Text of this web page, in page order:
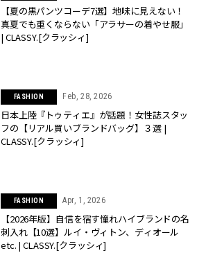
【夏の黒パンツコーデ7選】地味に見えない！
真夏でも重くならない「アラサーの着やせ服」
| CLASSY.[クラッシィ]
FASHION Feb, 28, 2026
日本上陸『トゥティエ』が話題！女性誌スタッ
フの【リアル買いブランドバッグ】３選 |
CLASSY.[クラッシィ]
FASHION Apr, 1, 2026
【2026年版】自信を宿す憧れハイブランドの名
刺入れ【10選】ルイ・ヴィトン、ディオール
etc. | CLASSY.[クラッシィ]